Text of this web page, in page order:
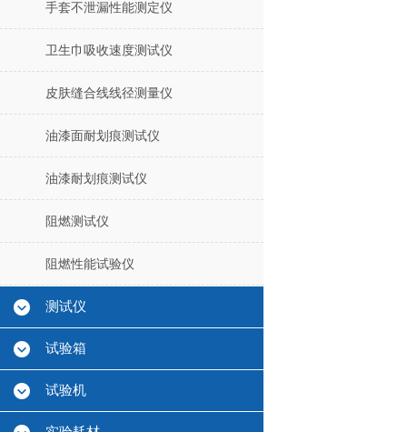
手套不泄漏性能测定仪
卫生巾吸收速度测试仪
皮肤缝合线线径测量仪
油漆面耐划痕测试仪
油漆耐划痕测试仪
阻燃测试仪
阻燃性能试验仪
测试仪
试验箱
试验机